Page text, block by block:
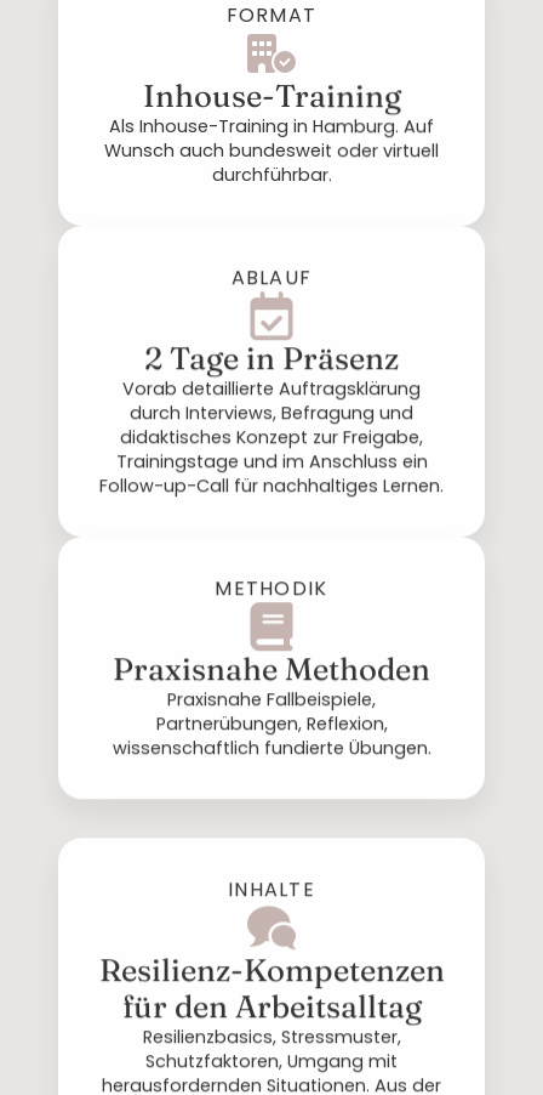
FORMAT
Inhouse-Training
Als Inhouse-Training in Hamburg. Auf
Wunsch auch bundesweit oder virtuell
durchführbar.
ABLAUF
2 Tage in Präsenz
Vorab detaillierte Auftragsklärung
durch Interviews, Befragung und
didaktisches Konzept zur Freigabe,
Trainingstage und im Anschluss ein
Follow-up-Call für nachhaltiges Lernen.
METHODIK
Praxisnahe Methoden
Praxisnahe Fallbeispiele,
Partnerübungen, Reflexion,
wissenschaftlich fundierte Übungen.
INHALTE
Resilienz-Kompetenzen
für den Arbeitsalltag
Resilienzbasics, Stressmuster,
Schutzfaktoren, Umgang mit
herausfordernden Situationen. Aus der